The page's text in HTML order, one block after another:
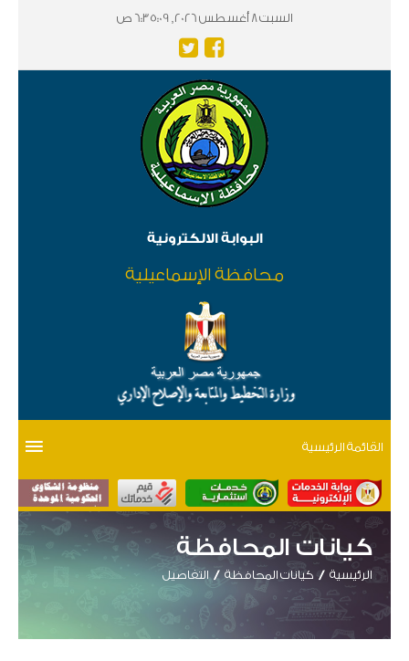
السبت 8 أغسطس 2026, 6:35:09 ص
البوابة الالكترونية
محافظة الإسماعيلية
القائمة الرئيسية
كيانات المحافظة
الرئيسية كيانات المحافظة التفاصيل